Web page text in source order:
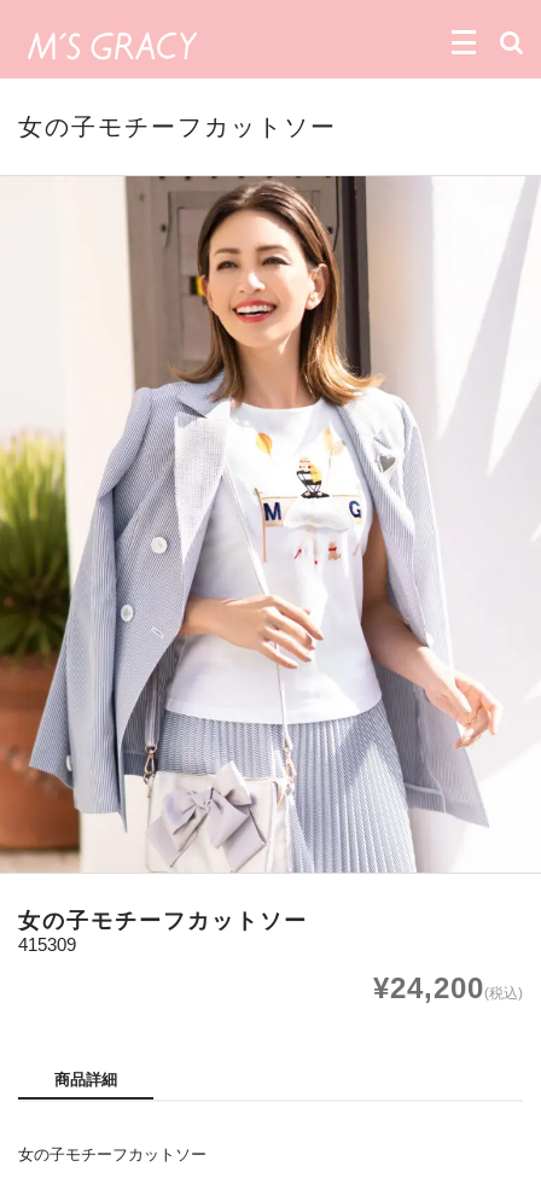
女の子モチーフカットソー
女の子モチーフカットソー
415309
¥24,200(税込)
商品詳細
女の子モチーフカットソー